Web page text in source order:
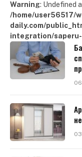
Warning: Undefined
/home/user56517/
daily.com/
integration/